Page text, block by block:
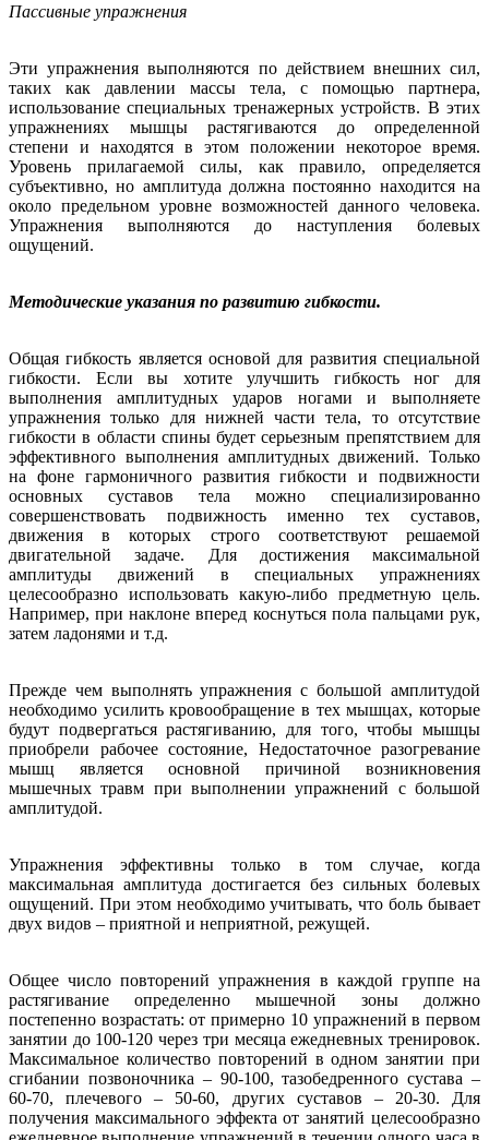
Пассивные упражнения
Эти упражнения выполняются по действием внешних сил,
таких как давлении массы тела, с помощью партнера,
использование специальных тренажерных устройств. В этих
упражнениях мышцы растягиваются до определенной
степени и находятся в этом положении некоторое время.
Уровень прилагаемой силы, как правило, определяется
субъективно, но амплитуда должна постоянно находится на
около предельном уровне возможностей данного человека.
Упражнения выполняются до наступления болевых
ощущений.
Методические указания по развитию гибкости.
Общая гибкость является основой для развития специальной
гибкости. Если вы хотите улучшить гибкость ног для
выполнения амплитудных ударов ногами и выполняете
упражнения только для нижней части тела, то отсутствие
гибкости в области спины будет серьезным препятствием для
эффективного выполнения амплитудных движений. Только
на фоне гармоничного развития гибкости и подвижности
основных суставов тела можно специализированно
совершенствовать подвижность именно тех суставов,
движения в которых строго соответствуют решаемой
двигательной задаче. Для достижения максимальной
амплитуды движений в специальных упражнениях
целесообразно использовать какую-либо предметную цель.
Например, при наклоне вперед коснуться пола пальцами рук,
затем ладонями и т.д.
Прежде чем выполнять упражнения с большой амплитудой
необходимо усилить кровообращение в тех мышцах, которые
будут подвергаться растягиванию, для того, чтобы мышцы
приобрели рабочее состояние, Недостаточное разогревание
мышц является основной причиной возникновения
мышечных травм при выполнении упражнений с большой
амплитудой.
Упражнения эффективны только в том случае, когда
максимальная амплитуда достигается без сильных болевых
ощущений. При этом необходимо учитывать, что боль бывает
двух видов – приятной и неприятной, режущей.
Общее число повторений упражнения в каждой группе на
растягивание определенно мышечной зоны должно
постепенно возрастать: от примерно 10 упражнений в первом
занятии до 100-120 через три месяца ежедневных тренировок.
Максимальное количество повторений в одном занятии при
сгибании позвоночника – 90-100, тазобедренного сустава –
60-70, плечевого – 50-60, других суставов – 20-30. Для
получения максимального эффекта от занятий целесообразно